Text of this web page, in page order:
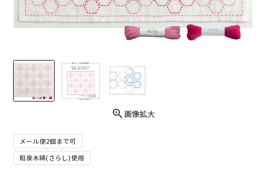
画像拡大
メール便2個まで可
和泉木綿(さらし)使用